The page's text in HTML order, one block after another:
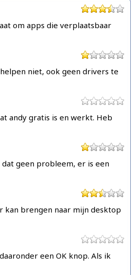
om apps die verplaatsbaar
niet, ook geen drivers te
andy gratis is en werkt. Heb
geen probleem, er is een
kan brengen naar mijn desktop
een OK knop. Als ik